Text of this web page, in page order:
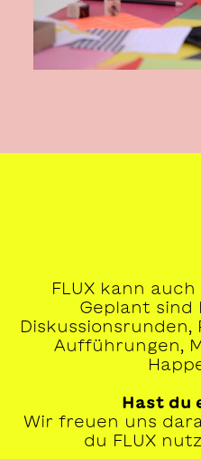
FLUX kann auch
Geplant sind
Diskussionsrunden,
Aufführungen,
Hast du
Wir freuen uns
du FLUX